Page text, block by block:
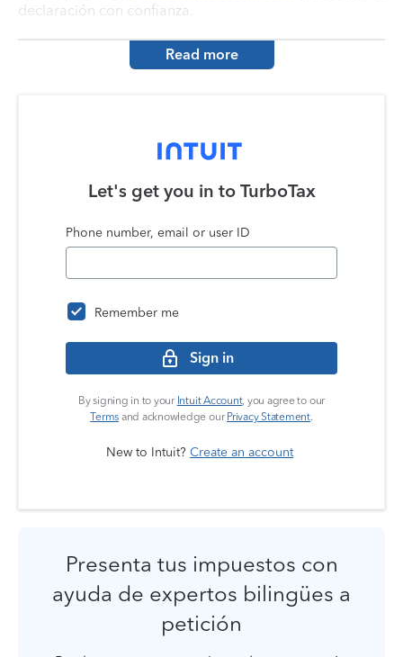
declaración con confianza.
Read more
Let's get you in to TurboTax
Phone number, email or user ID
Remember me
Sign in
By signing in to your Intuit Account, you agree to our
Terms and acknowledge our Privacy Statement.
New to Intuit? Create an account
Presenta tus impuestos con
ayuda de expertos bilingües a
petición